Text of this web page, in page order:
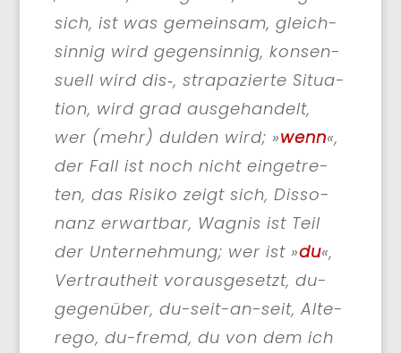
sich, ist was gemein­sam, gleich­
sin­nig wird gegen­sin­nig, kon­sen­
su­ell wird dis‑, stra­pa­zier­te Situa­
ti­on, wird grad aus­ge­han­delt,
wer (mehr) dul­den wird; »wenn«,
der Fall ist noch nicht ein­ge­tre­
ten, das Risi­ko zeigt sich, Dis­so­
nanz erwart­bar, Wag­nis ist Teil
der Unter­neh­mung; wer ist »du«,
Ver­traut­heit vor­aus­ge­setzt, du-
gegen­über, du-seit-an-seit, Alte­
re­go, du-fremd, du von dem ich